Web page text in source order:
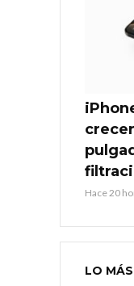
Hace 20
LO